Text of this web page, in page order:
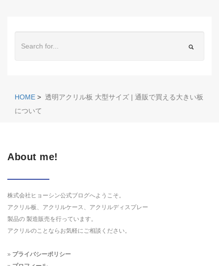
HOME > 透明アクリル板 大型サイズ | 通販で買える大きい板
について
About me!
株式会社ヒョーシン公式ブログへようこそ。
アクリル板、アクリルケース、アクリルディスプレー
製品の 製造販売を行っています。
アクリルのことならお気軽にご相談ください。
» プライバシーポリシー